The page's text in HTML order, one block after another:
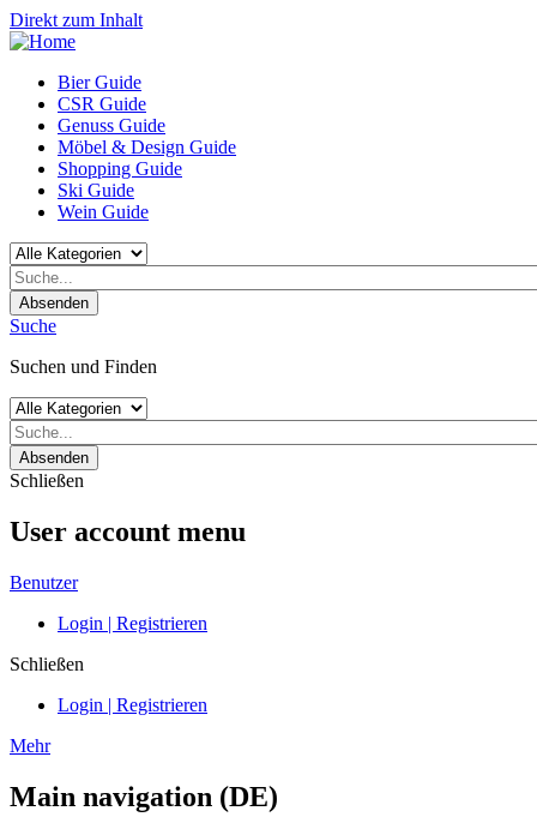
Direkt zum Inhalt
Bier Guide
CSR Guide
Genuss Guide
Möbel & Design Guide
Shopping Guide
Ski Guide
Wein Guide
Absenden
Suche
Suchen und Finden
Absenden
Schließen
User account menu
Benutzer
Login | Registrieren
Schließen
Login | Registrieren
Mehr
Main navigation (DE)